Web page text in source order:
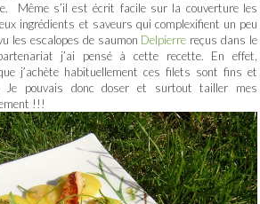
Même s’il est écrit facile sur la couverture les
ingrédients et saveurs qui complexifient un peu
les escalopes de saumon Delpierre reçus dans le
j’ai pensé à cette recette. En effet,
j’achète habituellement ces filets sont fins et
Je pouvais donc doser et surtout tailler mes
!!!